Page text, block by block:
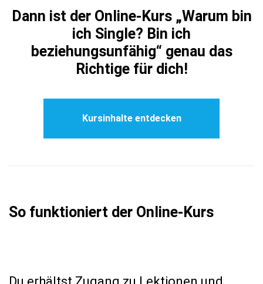
Dann ist der Online-Kurs „Warum bin
ich Single? Bin ich
beziehungsunfähig“ genau das
Richtige für dich!
Kursinhalte entdecken
So funktioniert der Online-Kurs